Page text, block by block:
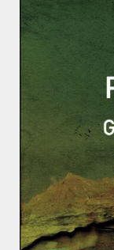
de la
aux seuls «
citoyenneté
« destin
ethniques
dans un même
Parce qu’il
décolonisation
ou de la sortie,
premières
passé. À n’en